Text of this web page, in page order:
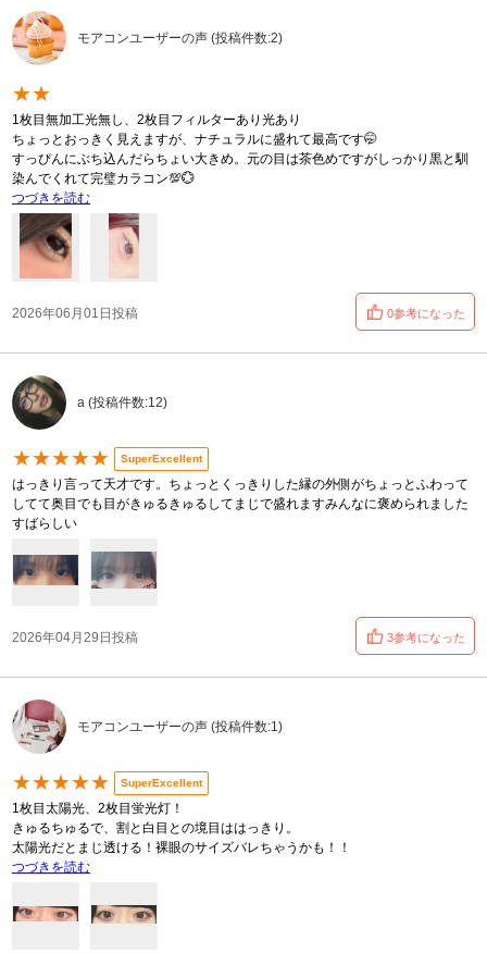
モアコンユーザーの声 (投稿件数:2)
★★
1枚目無加工光無し、2枚目フィルターあり光あり
ちょっとおっきく見えますが、ナチュラルに盛れて最高です🤭
すっぴんにぶち込んだらちょい大きめ。元の目は茶色めですがしっかり黒と馴
染んでくれて完璧カラコン💯💮
つづきを読む
2026年06月01日投稿 0参考になった
a (投稿件数:12)
★★★★★ SuperExcellent
はっきり言って天才です。ちょっとくっきりした縁の外側がちょっとふわって
してて奥目でも目がきゅるきゅるしてまじで盛れますみんなに褒められました
すばらしい
2026年04月29日投稿 3参考になった
モアコンユーザーの声 (投稿件数:1)
★★★★★ SuperExcellent
1枚目太陽光、2枚目蛍光灯！
きゅるちゅるで、割と白目との境目ははっきり。
太陽光だとまじ透ける！裸眼のサイズバレちゃうかも！！
つづきを読む